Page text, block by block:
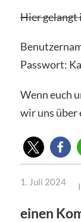
Hier gelangt
Passwort:
Wenn euch
wir uns über
1. Juli 2024
einen